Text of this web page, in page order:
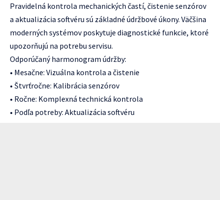
Pravidelná kontrola mechanických častí, čistenie senzórov
a aktualizácia softvéru sú základné údržbové úkony. Väčšina
moderných systémov poskytuje diagnostické funkcie, ktoré
upozorňujú na potrebu servisu.
Odporúčaný harmonogram údržby:
• Mesačne: Vizuálna kontrola a čistenie
• Štvrťročne: Kalibrácia senzórov
• Ročne: Komplexná technická kontrola
• Podľa potreby: Aktualizácia softvéru